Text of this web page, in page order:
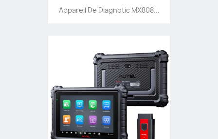
Appareil De Diagnotic MX808...